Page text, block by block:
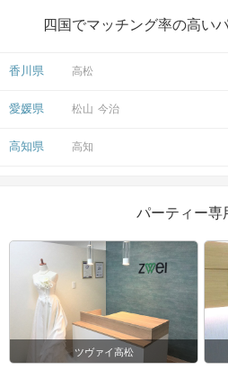
四国でマッチング率の高い
香川県 高松
愛媛県 松山 今治
高知県 高知
パーティー専
ツヴァイ高松